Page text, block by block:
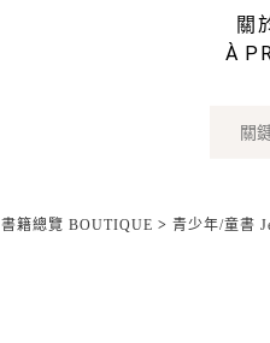
關
À
書籍總覽 BOUTIQUE > 青少年/童書